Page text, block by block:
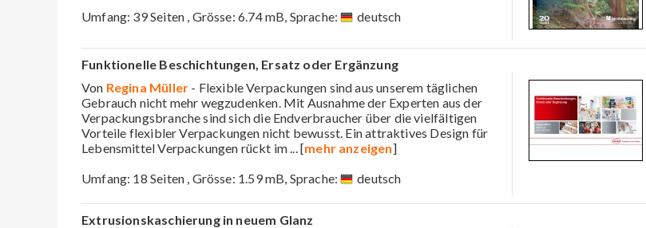
Umfang: 39 Seiten , Grösse: 6.74 mB, Sprache:
deutsch
Funktionelle Beschichtungen, Ersatz oder Ergänzung
Von Regina Müller - Flexible Verpackungen sind aus unserem täglichen
Gebrauch nicht mehr wegzudenken. Mit Ausnahme der Experten aus der
Verpackungsbranche sind sich die Endverbraucher über die vielfältigen
Vorteile flexibler Verpackungen nicht bewusst. Ein attraktives Design für
Lebensmittel Verpackungen rückt im... [mehr anzeigen]
Umfang: 18 Seiten , Grösse: 1.59 mB, Sprache:
deutsch
Extrusionskaschierung in neuem Glanz